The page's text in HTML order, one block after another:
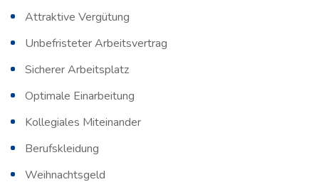
Attraktive Vergütung
Unbefristeter Arbeitsvertrag
Sicherer Arbeitsplatz
Optimale Einarbeitung
Kollegiales Miteinander
Berufskleidung
Weihnachtsgeld